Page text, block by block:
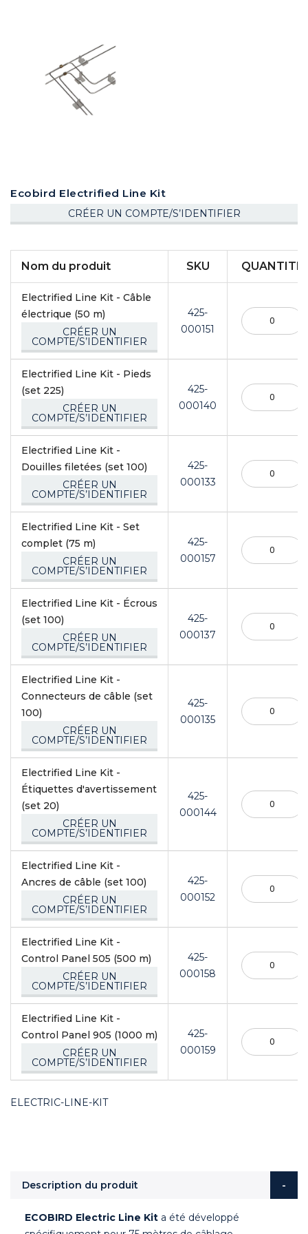
Ecobird Electrified Line Kit
CRÉER UN COMPTE/S’IDENTIFIER
produit
groupé
Nom du produit SKU QUANTITÉ
Electrified Line Kit - Câble
électrique (50 m)
CRÉER UN
COMPTE/S’IDENTIFIER
425-
000151
Electrified Line Kit - Pieds
(set 225)
CRÉER UN
COMPTE/S’IDENTIFIER
425-
000140
Electrified Line Kit -
Douilles filetées (set 100)
CRÉER UN
COMPTE/S’IDENTIFIER
425-
000133
Electrified Line Kit - Set
complet (75 m)
CRÉER UN
COMPTE/S’IDENTIFIER
425-
000157
Electrified Line Kit - Écrous
(set 100)
CRÉER UN
COMPTE/S’IDENTIFIER
425-
000137
Electrified Line Kit -
Connecteurs de câble (set
100)
CRÉER UN
COMPTE/S’IDENTIFIER
425-
000135
Electrified Line Kit -
Étiquettes d'avertissement
(set 20)
CRÉER UN
COMPTE/S’IDENTIFIER
425-
000144
Electrified Line Kit -
Ancres de câble (set 100)
CRÉER UN
COMPTE/S’IDENTIFIER
425-
000152
Electrified Line Kit -
Control Panel 505 (500 m)
CRÉER UN
COMPTE/S’IDENTIFIER
425-
000158
Electrified Line Kit -
Control Panel 905 (1000 m)
CRÉER UN
COMPTE/S’IDENTIFIER
425-
000159
ELECTRIC-LINE-KIT
Description du produit
ECOBIRD Electric Line Kita été développé